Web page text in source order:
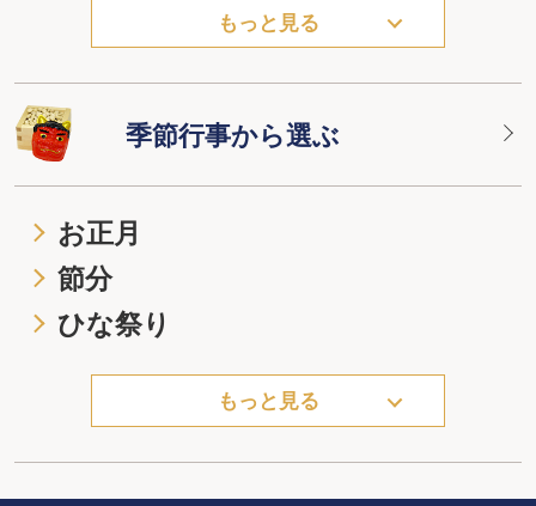
もっと見る
季節行事から選ぶ
お正月
節分
ひな祭り
もっと見る